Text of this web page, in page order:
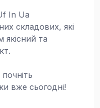
In Ua
складових, які
якісний та
вже сьогодні!